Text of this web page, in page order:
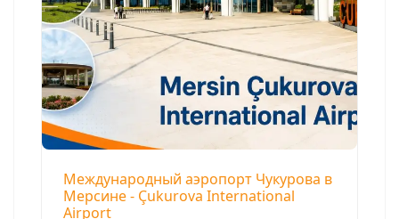
Международный аэропорт Чукурова в
Мерсине - Çukurova International
Airport